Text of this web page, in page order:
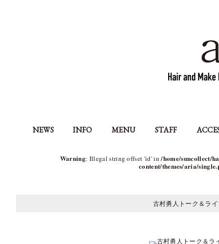
NEWS INFO MENU STAFF
Warning: Illegal string offset 'id' in/home/suncollect/
content/themes/aria/
古村勇人トーク＆ラ